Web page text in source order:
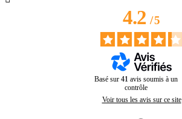
4.2/5
Basé sur 41 avis soumis à un
contrôle
Voir tous les avis sur ce site